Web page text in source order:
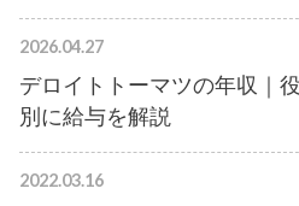
2026.04.27
デロイトトーマツの年収｜
別に給与を解説
2022.03.16